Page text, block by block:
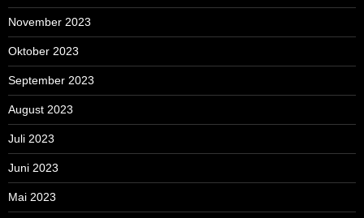
November 2023
Oktober 2023
September 2023
August 2023
Juli 2023
Juni 2023
Mai 2023